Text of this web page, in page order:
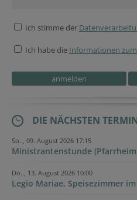
Ich stimme der
Ich habe die Informationen
DIE NÄCHSTEN
So.., 09. August 2026 17:15
Ministrantenstunde
Do.., 13. August 2026 10:00
Legio Mariae, Speisezimmer